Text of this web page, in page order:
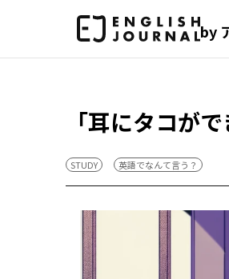
by
「耳にタコが
STUDY 英語でなんて言う？